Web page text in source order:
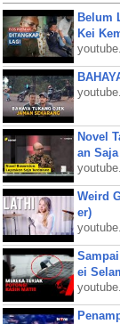
Belum
Kei
Novel
an
Weird
er)
ei